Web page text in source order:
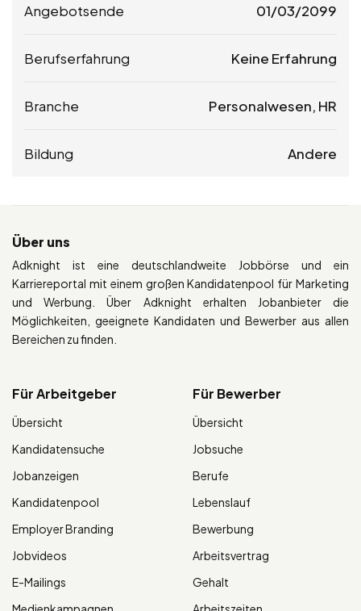
Angebotsende 01/03/2099
Berufserfahrung Keine Erfahrung
Branche Personalwesen, HR
Bildung Andere
Über uns
Adknight ist eine deutschlandweite Jobbörse und ein
Karriereportal mit einem großen Kandidatenpool für Marketing
und Werbung. Über Adknight erhalten Jobanbieter die
Möglichkeiten, geeignete Kandidaten und Bewerber aus allen
Bereichen zu finden.
Für Arbeitgeber
Übersicht
Kandidatensuche
Jobanzeigen
Kandidatenpool
Employer Branding
Jobvideos
E-Mailings
Für Bewerber
Übersicht
Jobsuche
Berufe
Lebenslauf
Bewerbung
Arbeitsvertrag
Gehalt